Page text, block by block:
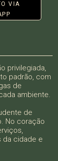
VIA
privilegiada,
padrão, com
de
ambiente.
de
No coração
da cidade e